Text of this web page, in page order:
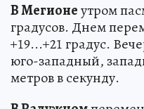
В Мегионеутром
градусов. Днем
+19...+21 градус.
юго-западный,
метров в секунду.